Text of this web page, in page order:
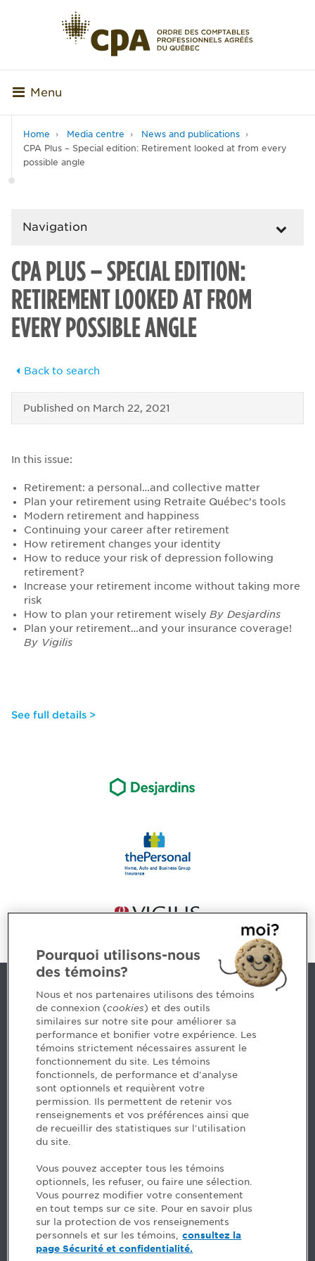
Menu
Home Media centre
News and publications
CPA Plus – Special edition: Retirement looked at from every
possible angle
Navigation
CPA PLUS – SPECIAL EDITION:
RETIREMENT LOOKED AT FROM
EVERY POSSIBLE ANGLE
Back to search
Published on March 22, 2021
In this issue:
Retirement: a personal…and collective matter
Plan your retirement using Retraite Québec’s tools
Modern retirement and happiness
Continuing your career after retirement
How retirement changes your identity
How to reduce your risk of depression following
retirement?
Increase your retirement income without taking more
risk
How to plan your retirement wisely By Desjardins
Plan your retirement…and your insurance coverage!
By Vigilis
See full details >
Contact us
5, Place Ville Marie, bureau 800, Montréal (Québec)
H3B 2G2
www.cpaquebec.ca
Questions? Ask our team >
Want to make the Order a part of your career? See
our job offers >
Facebook - Devenir CPA
Instagram
LinkedIn - CPA
LinkedIn - 20 minutes CPA
LinkedIn - Emploi CPA
TikTok
Pourquoi utilisons-nous
des témoins?
Nous et nos partenaires utilisons des témoins
de connexion (cookies) et des outils
similaires sur notre site pour améliorer sa
performance et bonifier votre expérience. Les
témoins strictement nécessaires assurent le
fonctionnement du site. Les témoins
fonctionnels, de performance et d'analyse
sont optionnels et requièrent votre
permission. Ils permettent de retenir vos
renseignements et vos préférences ainsi que
de recueillir des statistiques sur l'utilisation
du site.
Vous pouvez accepter tous les témoins
optionnels, les refuser, ou faire une sélection.
Vous pourrez modifier votre consentement
en tout temps sur ce site. Pour en savoir plus
sur la protection de vos renseignements
personnels et sur les témoins, consultez la
page Sécurité et confidentialité.